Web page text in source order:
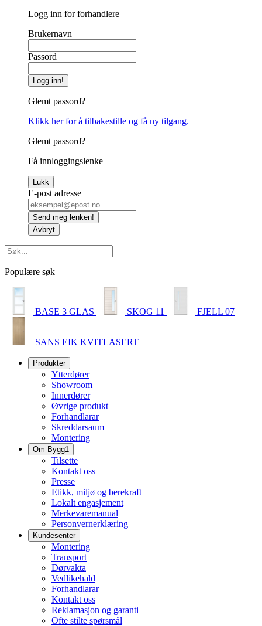
Logg inn for forhandlere
Brukernavn
Passord
Logg inn!
Glemt passord?
Klikk her for å tilbakestille og få ny tilgang.
Glemt passord?
Få innloggingslenke
Lukk
E-post adresse
Send meg lenken!
Avbryt
Populære søk
BASE 3 GLAS SKOG 11 FJELL 07
SANS EIK KVITLASERT
Produkter
Ytterdører
Showroom
Innerdører
Øvrige produkt
Forhandlarar
Skreddarsaum
Montering
Om Bygg1
Tilsette
Kontakt oss
Presse
Etikk, miljø og berekraft
Lokalt engasjement
Merkevaremanual
Personvernerklæring
Kundesenter
Montering
Transport
Dørvakta
Vedlikehald
Forhandlarar
Kontakt oss
Reklamasjon og garanti
Ofte stilte spørsmål